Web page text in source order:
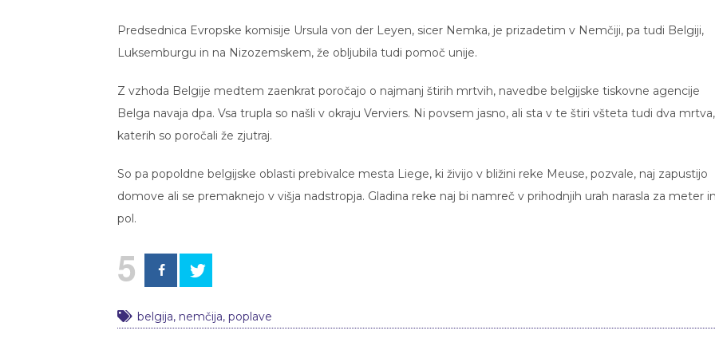
Predsednica Evropske komisije Ursula von der Leyen, sicer Nemka, je prizadetim v Nemčiji, pa tudi Belgiji,
Luksemburgu in na Nizozemskem, že obljubila tudi pomoč unije.
Z vzhoda Belgije medtem zaenkrat poročajo o najmanj štirih mrtvih, navedbe belgijske tiskovne agencije
Belga navaja dpa. Vsa trupla so našli v okraju Verviers. Ni povsem jasno, ali sta v te štiri všteta tudi dva
katerih so poročali že zjutraj.
So pa popoldne belgijske oblasti prebivalce mesta Liege, ki živijo v bližini reke Meuse, pozvale, naj zapustijo
domove ali se premaknejo v višja nadstropja. Gladina reke naj bi namreč v prihodnjih urah narasla za meter
pol.
5
belgija, nemčija, poplave